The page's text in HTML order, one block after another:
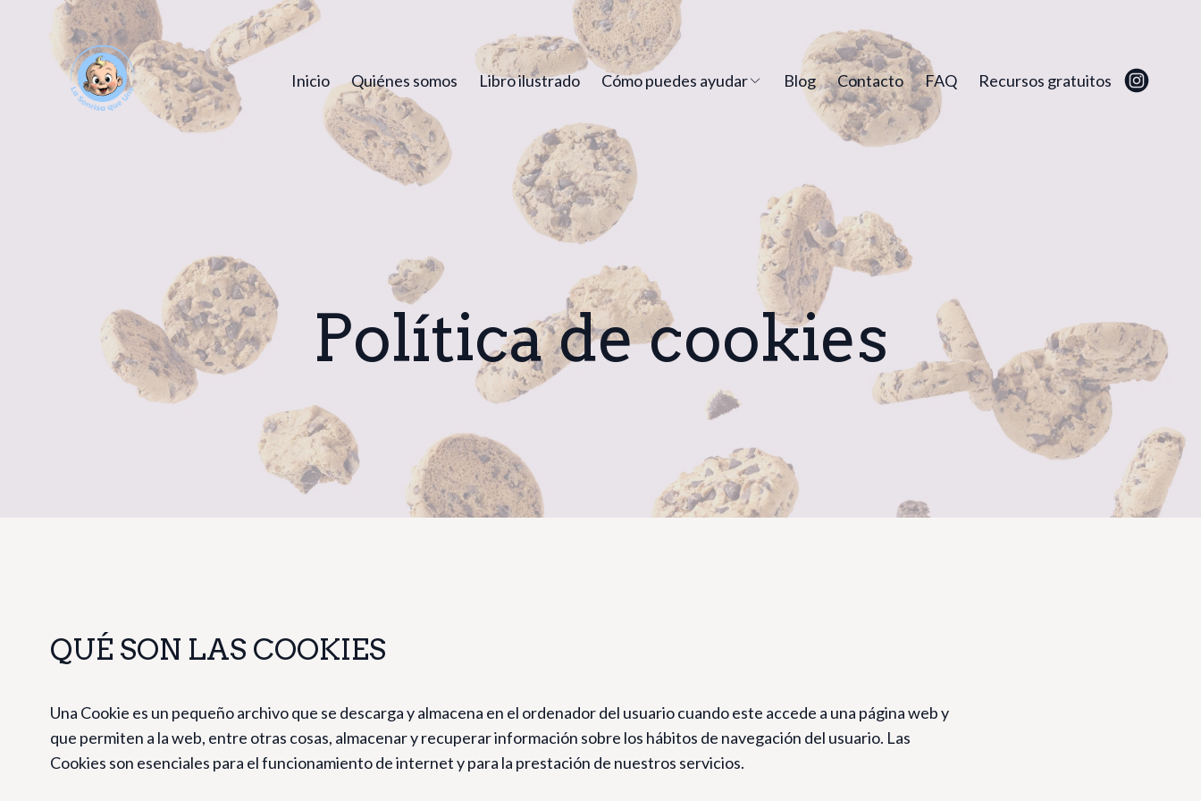
Inicio Quiénes somos Libro ilustrado Cómo puedes ayudar Blog Contacto FAQ Recursos gratuitos
Política de cookies
QUÉ SON LAS COOKIES
Una Cookie es un pequeño archivo que se descarga y almacena en el ordenador del usuario cuando este accede a una página web y
que permiten a la web, entre otras cosas, almacenar y recuperar información sobre los hábitos de navegación del usuario. Las
Cookies son esenciales para el funcionamiento de internet y para la prestación de nuestros servicios.